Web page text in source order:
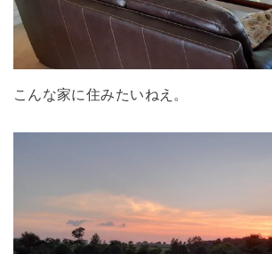
こんな家に住みたいねえ。